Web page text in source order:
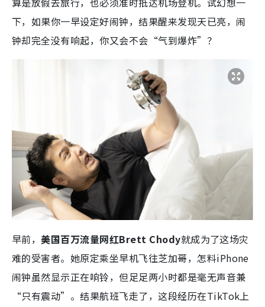
下，如果你一早设定好闹钟，结果醒来发现天已亮，闹
钟却完全没有响起，你又会不会“气到爆炸”？
早前，美国百万流量网红Brett Chody就成为了这场灾
难的受害者。她原定乘坐早机飞往芝加哥，怎料iPhone
闹钟虽然显示正在响铃，但足足两小时都是毫无声音兼
“只有震动”。结果航班飞走了，这段经历在TikTok上